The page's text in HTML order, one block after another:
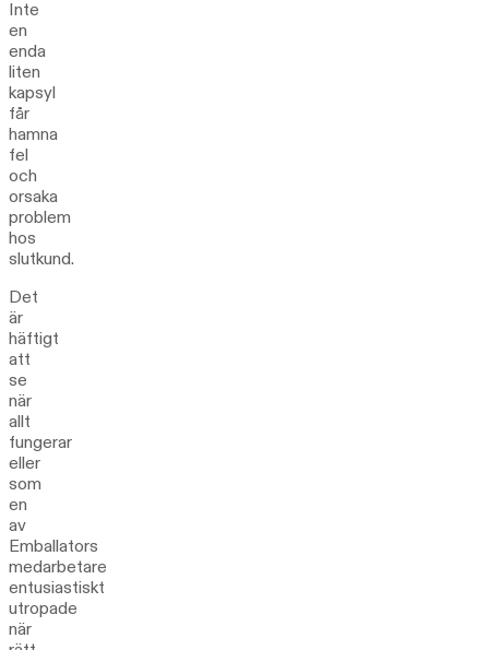
Inte
en
enda
liten
kapsyl
får
hamna
fel
och
orsaka
problem
hos
slutkund.
Det
är
häftigt
att
se
när
allt
fungerar
eller
som
en
av
Emballators
medarbetare
entusiastiskt
utropade
när